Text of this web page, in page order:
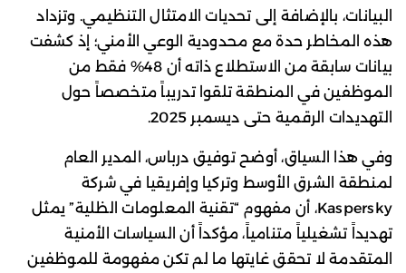
البيانات، بالإضافة إلى تحديات الامتثال التنظيمي. وتزداد
هذه المخاطر حدة مع محدودية الوعي الأمني؛ إذ كشفت
بيانات سابقة من الاستطلاع ذاته أن 48% فقط من
الموظفين في المنطقة تلقوا تدريباً متخصصاً حول
التهديدات الرقمية حتى ديسمبر 2025.
وفي هذا السياق، أوضح توفيق درباس، المدير العام
لمنطقة الشرق الأوسط وتركيا وإفريقيا في شركة
Kaspersky، أن مفهوم “تقنية المعلومات الظلية” يمثل
تهديداً تشغيلياً متنامياً، مؤكداً أن السياسات الأمنية
المتقدمة لا تحقق غايتها ما لم تكن مفهومة للموظفين